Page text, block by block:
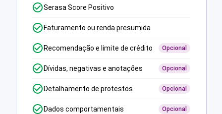
Serasa Score Positivo
Faturamento ou renda presumida
Recomendação e limite de crédito Opcional
Dívidas, negativas e anotações Opcional
Detalhamento de protestos Opcional
Dados comportamentais Opcional